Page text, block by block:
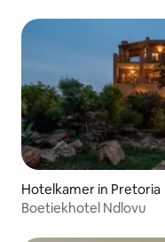
Hotelkamer in Pretoria
Boetiekhotel Ndlovu